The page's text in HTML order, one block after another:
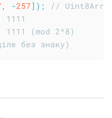
, -257] ) ;
//
(mod 2^8)
без знаку)